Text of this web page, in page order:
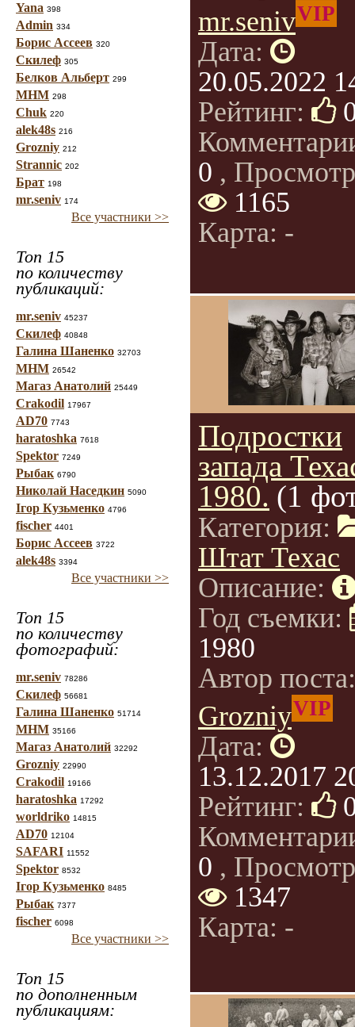
Yana 398
Admin 334
Борис Ассеев 320
Скилеф 305
Белков Альберт 299
МНМ 298
Chuk 220
alek48s 216
Grozniy 212
Strannic 202
Брат 198
mr.seniv 174
Все участники >>
Топ 15
по количеству
публикаций:
mr.seniv 45237
Скилеф 40848
Галина Шаненко 32703
МНМ 26542
Магаз Анатолий 25449
Crakodil 17967
AD70 7743
haratoshka 7618
Spektor 7249
Рыбак 6790
Николай Наседкин 5090
Ігор Кузьменко 4796
fischer 4401
Борис Ассеев 3722
alek48s 3394
Все участники >>
Топ 15
по количеству
фотографий:
mr.seniv 78286
Скилеф 56681
Галина Шаненко 51714
МНМ 35166
Магаз Анатолий 32292
Grozniy 22990
Crakodil 19166
haratoshka 17292
worldriko 14815
AD70 12104
SAFARI 11552
Spektor 8532
Ігор Кузьменко 8485
Рыбак 7377
fischer 6098
Все участники >>
Топ 15
по дополненным
публикациям:
mr.senivVIP
Дата:
20.05.2022
Рейтинг:
0 ,
1165
Карта: -
Подростки
запада
1980. (1
Категория:
Штат Техас
Описание:
Год съемки:
1980
Автор
GrozniyVIP
Дата:
13.12.2017
Рейтинг:
0 ,
1347
Карта: -